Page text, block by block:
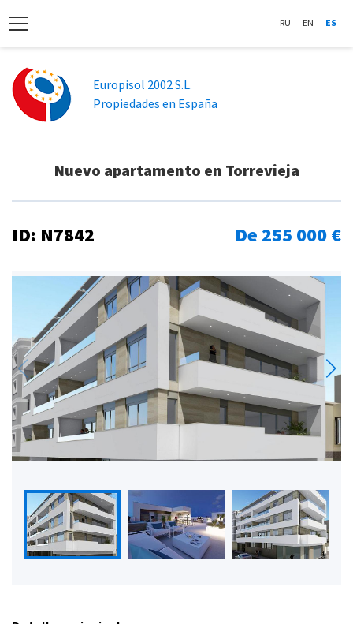
RU EN ES
Europisol 2002 S.L.
Propiedades en España
Nuevo apartamento en Torrevieja
ID: N7842 De 255 000 €